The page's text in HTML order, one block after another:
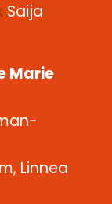
Saija
Marie
Linnea